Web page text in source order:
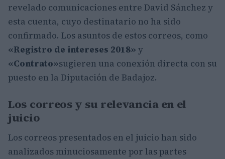
revelado comunicaciones entre David Sánchez y
esta cuenta, cuyo destinatario no ha sido
confirmado. Los asuntos de estos correos, como
«Registro de intereses 2018» y
«Contrato»sugieren una conexión directa con su
puesto en la Diputación de Badajoz.
Los correos y su relevancia en el
juicio
Los correos presentados en el juicio han sido
analizados minuciosamente por las partes